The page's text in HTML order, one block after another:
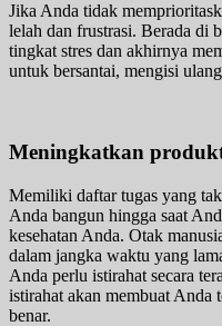
Jika Anda tidak
lelah dan frustrasi. Berada di
tingkat stres dan akhirnya
untuk bersantai, mengisi
Meningkatkan
Memiliki daftar tugas yang
Anda bangun hingga saat
kesehatan Anda. Otak
dalam jangka waktu yang
Anda perlu istirahat secara
istirahat akan membuat Anda
benar.